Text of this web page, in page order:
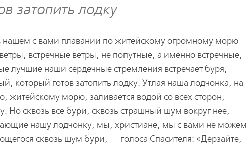
затопить лодку
нашем с вами плавании по житейскому огромному морю
встречные ветры, не попутные, а именно встречные,
лучшие наши сердечные стремления встречает буря,
который готов затопить лодку. Утлая наша лодчонка, на
морю, заливается водой со всех сторон,
Но сквозь все бури, сквозь страшный шум вокруг нее,
нашу лодчонку, мы, христиане, мы с вами не можем
сквозь шум бури, — голоса Спасителя: «Дерзайте,